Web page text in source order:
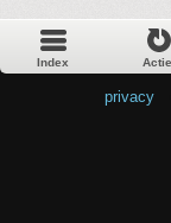
Index
privacy